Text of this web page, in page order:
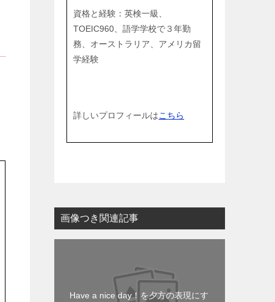
資格と経験：英検一級、
TOEIC960、語学学校で３年勤
務、オーストラリア、アメリカ留
学経験
詳しいプロフィールはこちら
画像つき関連記事
Have a nice day！を夕方の表現にす